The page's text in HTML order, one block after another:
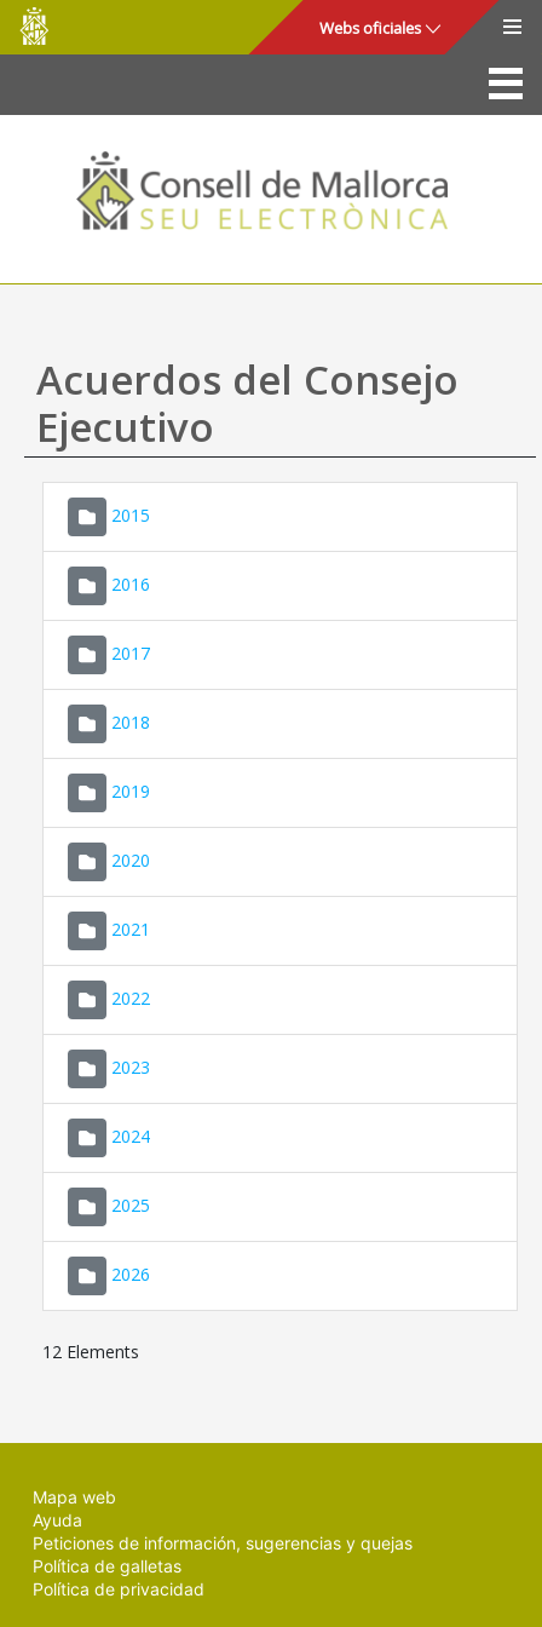
Saltar al contenido principal
Consell
de
Mallorca
Webs oficiales
La Sede
Consejo de Mallorca
Acceso y seguridad
Utilidades
Mapa web
Ayuda
Acuerdos del Consejo
Ejecutivo
2015
2016
2017
2018
2019
2020
2021
2022
2023
2024
2025
2026
12 Elements
Mapa web
Ayuda
Peticiones de información, sugerencias y quejas
Política de galletas
Política de privacidad